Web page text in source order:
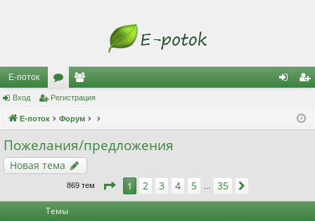
Е-поток
ор
ум
ол
ьз
ов
ат
ел
и
ис
Вход Регистрация
Е-поток Форум
Пожелания/предложения
Новая тема
869 тем Страница из 35
1 2 3 4 5 35
Темы